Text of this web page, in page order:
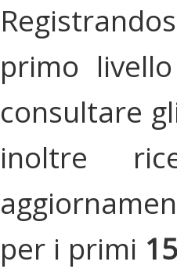
primo
consultare
inoltre
per i primi